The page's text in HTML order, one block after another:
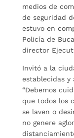
medios de
de seguridad
estuvo en
Policía de
director
Invitó a la
establecidas y
“Debemos
que todos los
se laven o
no genere